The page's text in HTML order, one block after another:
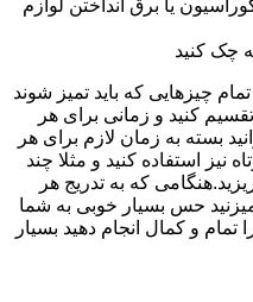
یا برق انداختن لوازم
چیزهایی که باید تمیز شوند
کنید و زمانی برای هر
بسته به زمان لازم برای هر
نیز استفاده کنید و مثلا چند
که به تدریج هر
حس بسیار خوبی به شما
و کمال انجام دهید بسیار